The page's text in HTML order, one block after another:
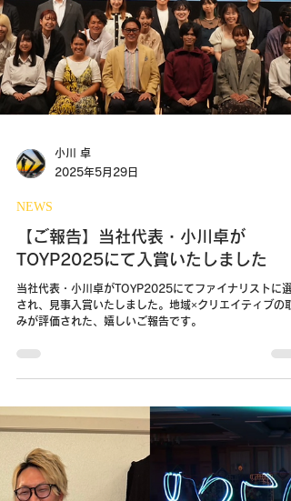
小川 卓
【ご報告】当社代表・小川卓が
当社代表・小川卓がTOYP2025にてファイナリストに選
され、見事入賞いたしました。地域×クリエイティブの